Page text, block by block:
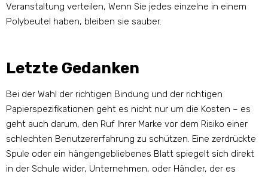
Veranstaltung verteilen, Wenn Sie jedes einzelne in einem
Polybeutel haben, bleiben sie sauber.
Letzte Gedanken
Bei der Wahl der richtigen Bindung und der richtigen
Papierspezifikationen geht es nicht nur um die Kosten – es
geht auch darum, den Ruf Ihrer Marke vor dem Risiko einer
schlechten Benutzererfahrung zu schützen. Eine zerdrückte
Spule oder ein hängengebliebenes Blatt spiegelt sich direkt
in der Schule wider, Unternehmen, oder Händler, der es